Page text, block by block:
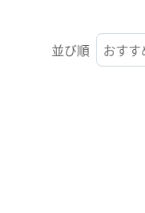
並び順